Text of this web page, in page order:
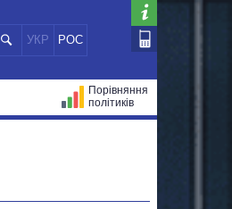
УКР РОС
Порівняння
політиків